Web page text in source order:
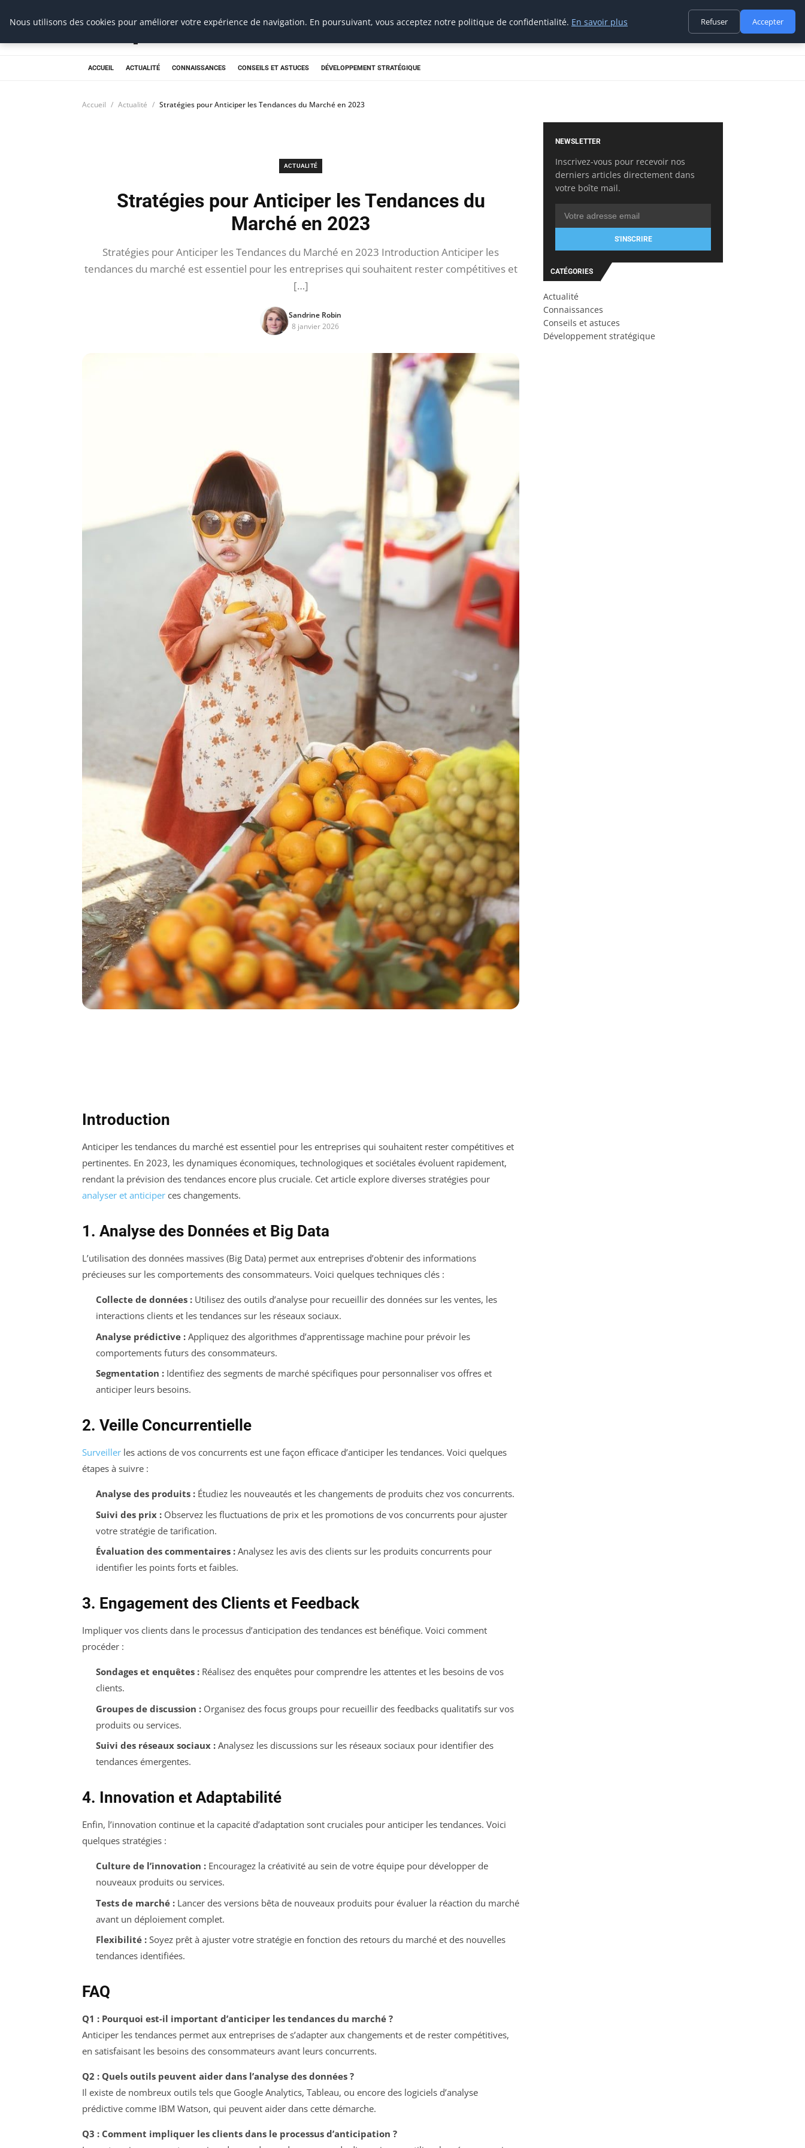
Prospection Pro
ACCUEIL ACTUALITÉ CONNAISSANCES CONSEILS ET ASTUCES DÉVELOPPEMENT STRATÉGIQUE
Accueil Actualité Stratégies pour Anticiper les Tendances du Marché en 2023
ACTUALITÉ
Stratégies pour Anticiper les Tendances du
Marché en 2023
Stratégies pour Anticiper les Tendances du Marché en 2023 Introduction Anticiper les
tendances du marché est essentiel pour les entreprises qui souhaitent rester compétitives et
[…]
Sandrine Robin
8 janvier 2026
Introduction
Anticiper les tendances du marché est essentiel pour les entreprises qui souhaitent rester compétitives et
pertinentes. En 2023, les dynamiques économiques, technologiques et sociétales évoluent rapidement,
rendant la prévision des tendances encore plus cruciale. Cet article explore diverses stratégies pour
analyser et anticiper ces changements.
1. Analyse des Données et Big Data
L’utilisation des données massives (Big Data) permet aux entreprises d’obtenir des informations
précieuses sur les comportements des consommateurs. Voici quelques techniques clés :
Collecte de données :Utilisez des outils d’analyse pour recueillir des données sur les ventes, les
interactions clients et les tendances sur les réseaux sociaux.
Analyse prédictive :Appliquez des algorithmes d’apprentissage machine pour prévoir les
comportements futurs des consommateurs.
Segmentation :Identifiez des segments de marché spécifiques pour personnaliser vos offres et
anticiper leurs besoins.
2. Veille Concurrentielle
Surveiller les actions de vos concurrents est une façon efficace d’anticiper les tendances. Voici quelques
étapes à suivre :
Analyse des produits :Étudiez les nouveautés et les changements de produits chez vos concurrents.
Suivi des prix :Observez les fluctuations de prix et les promotions de vos concurrents pour ajuster
votre stratégie de tarification.
Évaluation des commentaires :Analysez les avis des clients sur les produits concurrents pour
identifier les points forts et faibles.
3. Engagement des Clients et Feedback
Impliquer vos clients dans le processus d’anticipation des tendances est bénéfique. Voici comment
procéder :
Sondages et enquêtes :Réalisez des enquêtes pour comprendre les attentes et les besoins de vos
clients.
Groupes de discussion :Organisez des focus groups pour recueillir des feedbacks qualitatifs sur vos
produits ou services.
Suivi des réseaux sociaux :Analysez les discussions sur les réseaux sociaux pour identifier des
tendances émergentes.
4. Innovation et Adaptabilité
Enfin, l’innovation continue et la capacité d’adaptation sont cruciales pour anticiper les tendances. Voici
quelques stratégies :
Culture de l’innovation :Encouragez la créativité au sein de votre équipe pour développer de
nouveaux produits ou services.
Tests de marché :Lancer des versions bêta de nouveaux produits pour évaluer la réaction du marché
avant un déploiement complet.
Flexibilité :Soyez prêt à ajuster votre stratégie en fonction des retours du marché et des nouvelles
tendances identifiées.
FAQ
Q1 : Pourquoi est-il important d’anticiper les tendances du marché ?
Anticiper les tendances permet aux entreprises de s’adapter aux changements et de rester compétitives,
en satisfaisant les besoins des consommateurs avant leurs concurrents.
Q2 : Quels outils peuvent aider dans l’analyse des données ?
Il existe de nombreux outils tels que Google Analytics, Tableau, ou encore des logiciels d’analyse
prédictive comme IBM Watson, qui peuvent aider dans cette démarche.
Q3 : Comment impliquer les clients dans le processus d’anticipation ?
NEWSLETTER
Inscrivez-vous pour recevoir nos
derniers articles directement dans
votre boîte mail.
S'INSCRIRE
CATÉGORIES
Actualité
Connaissances
Conseils et astuces
Développement stratégique
Nous utilisons des cookies pour améliorer votre expérience de navigation. En poursuivant, vous acceptez notre politique de confidentialité. En savoir plus Refuser Accepter